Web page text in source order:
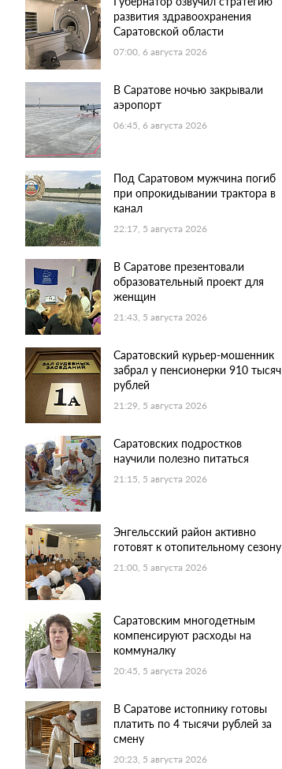
развития здравоохранения
Саратовской области
07:00, 6 августа 2026
В Саратове ночью закрывали
аэропорт
06:45, 6 августа 2026
Под Саратовом мужчина погиб
при опрокидывании трактора в
канал
22:17, 5 августа 2026
В Саратове презентовали
образовательный проект для
женщин
21:43, 5 августа 2026
Саратовский курьер-мошенник
забрал у пенсионерки 910 тысяч
рублей
21:29, 5 августа 2026
Саратовских подростков
научили полезно питаться
21:15, 5 августа 2026
Энгельсский район активно
готовят к отопительному сезону
21:00, 5 августа 2026
Саратовским многодетным
компенсируют расходы на
коммуналку
20:45, 5 августа 2026
В Саратове истопнику готовы
платить по 4 тысячи рублей за
смену
20:23, 5 августа 2026